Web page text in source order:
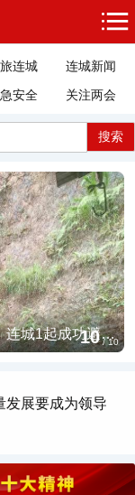
连城
连城新闻
安全 关注两会
搜索
10/10
【更好统筹发展和安全】全国通报表扬！连城1起成功避险典型案例获肯定
实丨坚定不移
发展要成为领导